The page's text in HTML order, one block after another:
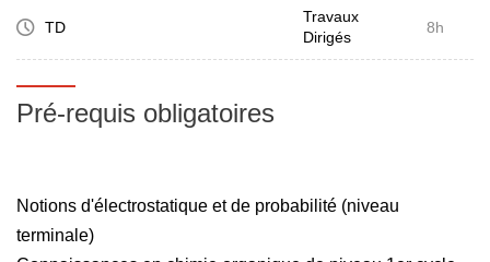
TD
Travaux
Dirigés
8h
Pré-requis obligatoires
Notions d'électrostatique et de probabilité (niveau
terminale)